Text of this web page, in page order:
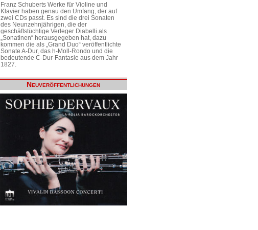
Franz Schuberts Werke für Violine und
Klavier haben genau den Umfang, der auf
zwei CDs passt. Es sind die drei Sonaten
des Neunzehnjährigen, die der
geschäftstüchtige Verleger Diabelli als
„Sonatinen“ herausgegeben hat, dazu
kommen die als „Grand Duo“ veröffentlichte
Sonate A-Dur, das h-Moll-Rondo und die
bedeutende C-Dur-Fantasie aus dem Jahr
1827.
Neuveröffentlichungen